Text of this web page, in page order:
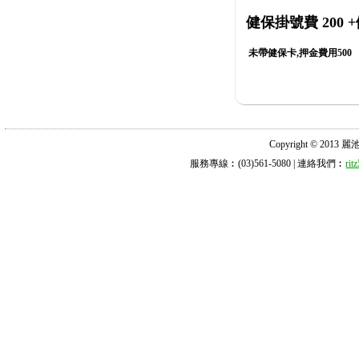
健保掛號費 200 +
未帶健保卡,押金費用500
Copyright © 2013 麗
服務專線︰(03)561-5080 | 連絡我們︰